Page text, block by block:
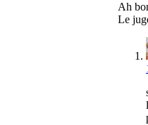
Ah
Le